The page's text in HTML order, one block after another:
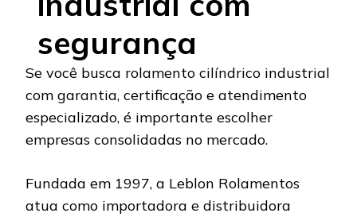
segurança
Se você busca rolamento cilíndrico industrial
com garantia, certificação e atendimento
especializado, é importante escolher
empresas consolidadas no mercado.
Fundada em 1997, a Leblon Rolamentos
atua como importadora e distribuidora